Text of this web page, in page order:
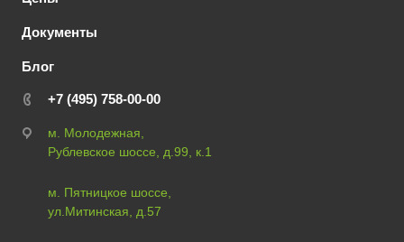
Документы
Блог
+7 (495) 758-00-00
м. Молодежная,
Рублевское шоссе, д.99, к.1
м. Пятницкое шоссе,
ул.Митинская, д.57